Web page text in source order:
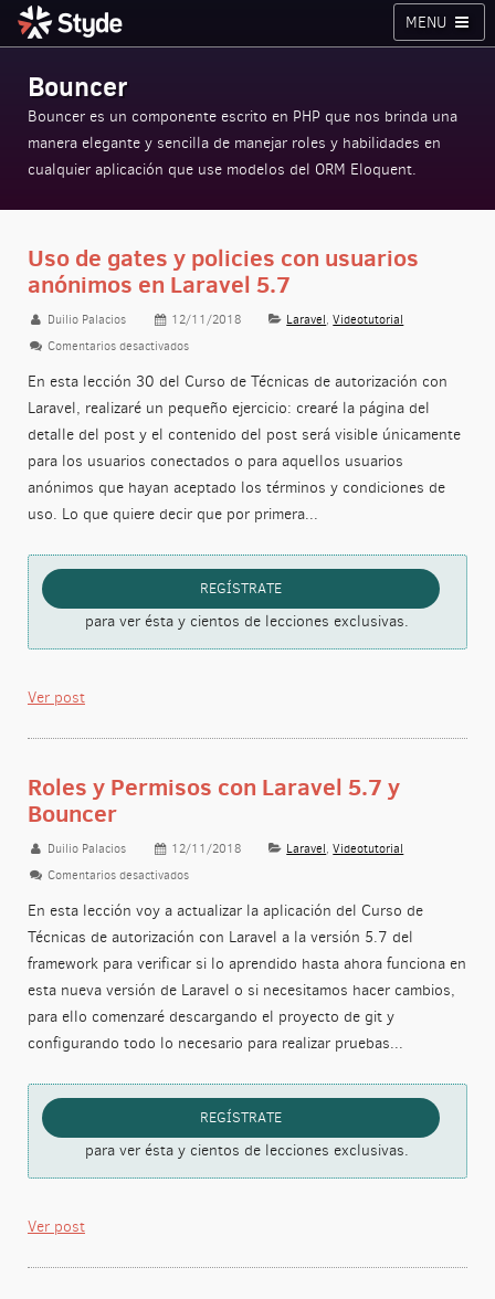
Styde.net
MENU
Bouncer
Bouncer es un componente escrito en PHP que nos brinda una
manera elegante y sencilla de manejar roles y habilidades en
cualquier aplicación que use modelos del ORM Eloquent.
Uso de gates y policies con usuarios
anónimos en Laravel 5.7
Duilio Palacios 12/11/2018 Laravel,Videotutorial
Comentarios desactivados
En esta lección 30 del Curso de Técnicas de autorización con
Laravel, realizaré un pequeño ejercicio: crearé la página del
detalle del post y el contenido del post será visible únicamente
para los usuarios conectados o para aquellos usuarios
anónimos que hayan aceptado los términos y condiciones de
uso. Lo que quiere decir que por primera...
REGÍSTRATE
para ver ésta y cientos de lecciones exclusivas.
Ver post
Roles y Permisos con Laravel 5.7 y
Bouncer
Duilio Palacios 12/11/2018 Laravel,Videotutorial
Comentarios desactivados
En esta lección voy a actualizar la aplicación del Curso de
Técnicas de autorización con Laravel a la versión 5.7 del
framework para verificar si lo aprendido hasta ahora funciona en
esta nueva versión de Laravel o si necesitamos hacer cambios,
para ello comenzaré descargando el proyecto de git y
configurando todo lo necesario para realizar pruebas...
REGÍSTRATE
para ver ésta y cientos de lecciones exclusivas.
Ver post